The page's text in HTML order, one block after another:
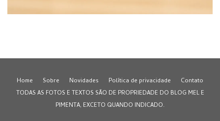
Home Sobre Novidades Política de privacidade
Contato
TODAS AS FOTOS E TEXTOS SÃO DE PROPRIEDADE DO BLOG MEL E
PIMENTA, EXCETO QUANDO INDICADO.